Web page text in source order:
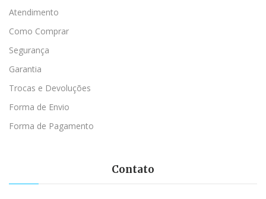
Atendimento
Como Comprar
Segurança
Garantia
Trocas e Devoluções
Forma de Envio
Forma de Pagamento
Contato